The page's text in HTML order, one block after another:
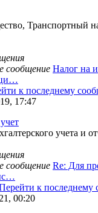
Транспортный
сообщение Налог на
к последнему
17:47
учета и
сообщение Re: Для
к
00:20